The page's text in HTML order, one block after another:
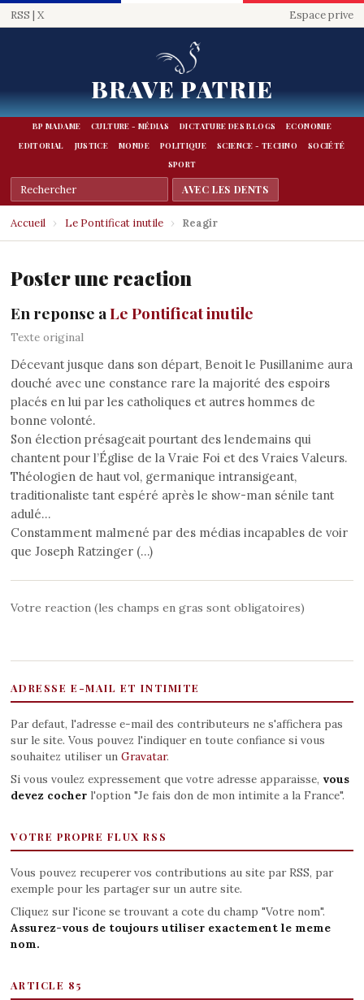
RSS | X Espace prive
BRAVE PATRIE
BP MADAME CULTURE - MÉDIAS DICTATURE DES BLOGS
ECONOMIE
EDITORIAL
JUSTICE MONDE POLITIQUE SCIENCE - TECHNO
SOCIÉTÉ
SPORT
Accueil › Le Pontificat inutile › Reagir
Poster une reaction
En reponse aLe Pontificat inutile
Texte original
Décevant jusque dans son départ, Benoit le Pusillanime aura
douché avec une constance rare la majorité des espoirs
placés en lui par les catholiques et autres hommes de
bonne volonté.
Son élection présageait pourtant des lendemains qui
chantent pour l’Église de la Vraie Foi et des Vraies Valeurs.
Théologien de haut vol, germanique intransigeant,
traditionaliste tant espéré après le show-man sénile tant
adulé…
Constamment malmené par des médias incapables de voir
que Joseph Ratzinger (…)
Votre reaction (les champs en gras sont obligatoires)
ADRESSE E-MAIL ET INTIMITE
Par defaut, l'adresse e-mail des contributeurs ne s'affichera pas
sur le site. Vous pouvez l'indiquer en toute confiance si vous
souhaitez utiliser un Gravatar.
Si vous voulez expressement que votre adresse apparaisse, vous
devez cocherl'option "Je fais don de mon intimite a la France".
VOTRE PROPRE FLUX RSS
Vous pouvez recuperer vos contributions au site par RSS, par
exemple pour les partager sur un autre site.
Cliquez sur l'icone se trouvant a cote du champ "Votre nom".
Assurez-vous de toujours utiliser exactement le meme
nom.
ARTICLE 85